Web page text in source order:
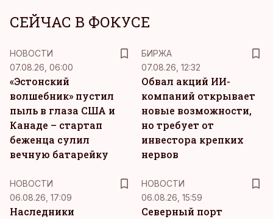
СЕЙЧАС В ФОКУСЕ
НОВОСТИ
07.08.26, 06:00
«Эстонский
волшебник» пустил
пыль в глаза США и
Канаде – стартап
беженца сулил
вечную батарейку
БИРЖА
07.08.26, 12:32
Обвал акций ИИ-
компаний открывает
новые возможности,
но требует от
инвестора крепких
нервов
НОВОСТИ
06.08.26, 17:09
Наследники
НОВОСТИ
06.08.26, 15:59
Северный порт